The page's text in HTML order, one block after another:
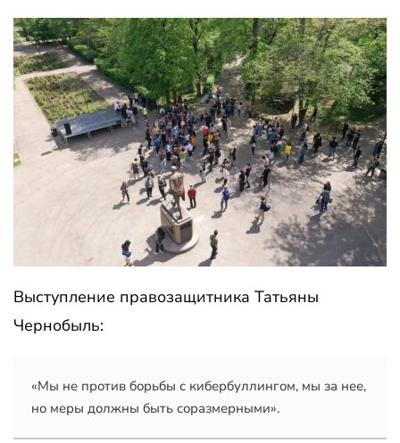
Выступление правозащитника Татьяны
Чернобыль:
«Мы не против борьбы с кибербуллингом, мы за нее,
но меры должны быть соразмерными».